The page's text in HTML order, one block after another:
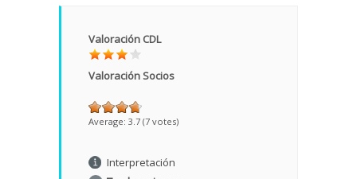
Valoración CDL
Valoración Socios
Average: 3.7 (7 votes)
Interpretación